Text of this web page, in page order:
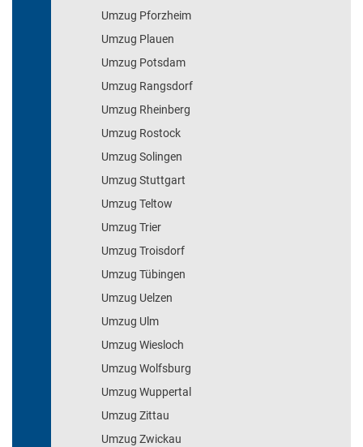
Umzug Pforzheim
Umzug Plauen
Umzug Potsdam
Umzug Rangsdorf
Umzug Rheinberg
Umzug Rostock
Umzug Solingen
Umzug Stuttgart
Umzug Teltow
Umzug Trier
Umzug Troisdorf
Umzug Tübingen
Umzug Uelzen
Umzug Ulm
Umzug Wiesloch
Umzug Wolfsburg
Umzug Wuppertal
Umzug Zittau
Umzug Zwickau